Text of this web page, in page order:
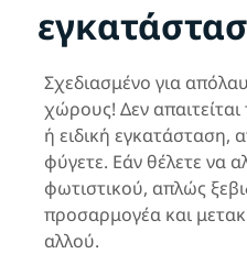
Σχεδιασμένο για
χώρους! Δεν
ή ειδική εγκατάσταση,
φύγετε. Εάν θέλετε να
φωτιστικού, απλώς
προσαρμογέα και
αλλού.